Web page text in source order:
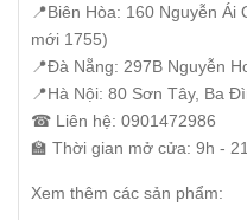
📍Biên Hòa: 160 Nguyễn
mới 1755)
📍Đà Nẵng: 297B Nguyễn
📍Hà Nội: 80 Sơn Tây, Ba
☎ Liên hệ: 0901472986
🏫 Thời gian mở cửa: 9h -
Xem thêm các sản phẩm: